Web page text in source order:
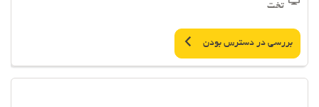
تخت
بررسی در دسترس بودن